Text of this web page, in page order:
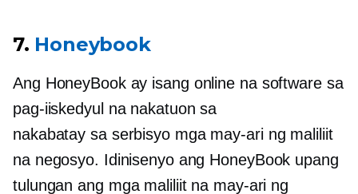
7. Honeybook
Ang HoneyBook ay isang online na software sa
pag-iiskedyul na nakatuon sa
nakabatay sa serbisyomga may-ari ng maliliit
na negosyo. Idinisenyo ang HoneyBook upang
tulungan ang mga maliliit na may-ari ng